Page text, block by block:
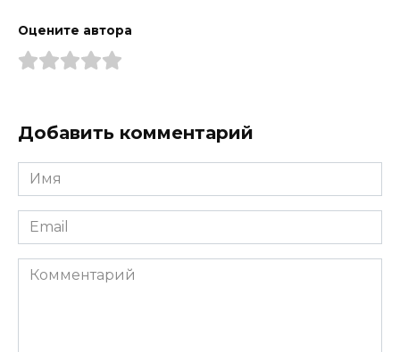
Оцените автора
Добавить комментарий
Имя
*
Email
*
Комментарий